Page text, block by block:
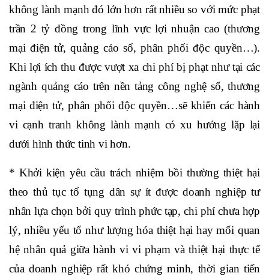
không lành mạnh đó lớn hơn rất nhiều so với mức phạt
trần 2 tỷ đồng trong lĩnh vực lợi nhuận cao (thương
mại điện tử, quảng cáo số, phân phối độc quyền…).
Khi lợi ích thu được vượt xa chi phí bị phạt như tại các
ngành quảng cáo trên nền tảng công nghệ số, thương
mại điện tử, phân phối độc quyền…sẽ khiến các hành
vi cạnh tranh không lành mạnh có xu hướng lặp lại
dưới hình thức tinh vi hơn.
* Khởi kiện yêu cầu trách nhiệm bồi thường thiệt hại
theo thủ tục tố tụng dân sự ít được doanh nghiệp tư
nhân lựa chọn bởi quy trình phức tạp, chi phí chưa hợp
lý, nhiều yếu tố như lượng hóa thiệt hại hay mối quan
hệ nhân quả giữa hành vi vi phạm và thiệt hại thực tế
của doanh nghiệp rất khó chứng minh, thời gian tiến